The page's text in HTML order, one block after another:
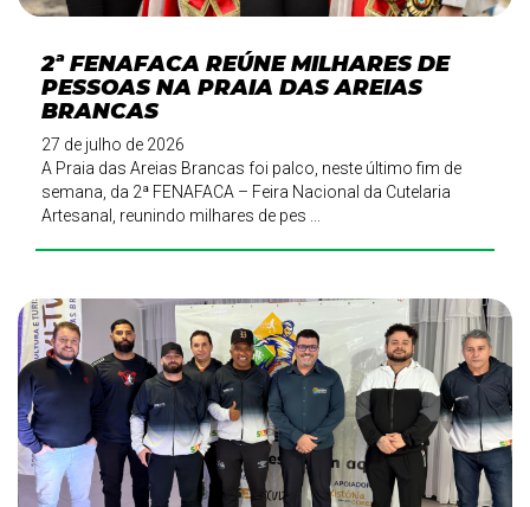
2ª FENAFACA REÚNE MILHARES DE
PESSOAS NA PRAIA DAS AREIAS
BRANCAS
27 de julho de 2026
A Praia das Areias Brancas foi palco, neste último fim de
semana, da 2ª FENAFACA – Feira Nacional da Cutelaria
Artesanal, reunindo milhares de pes ...